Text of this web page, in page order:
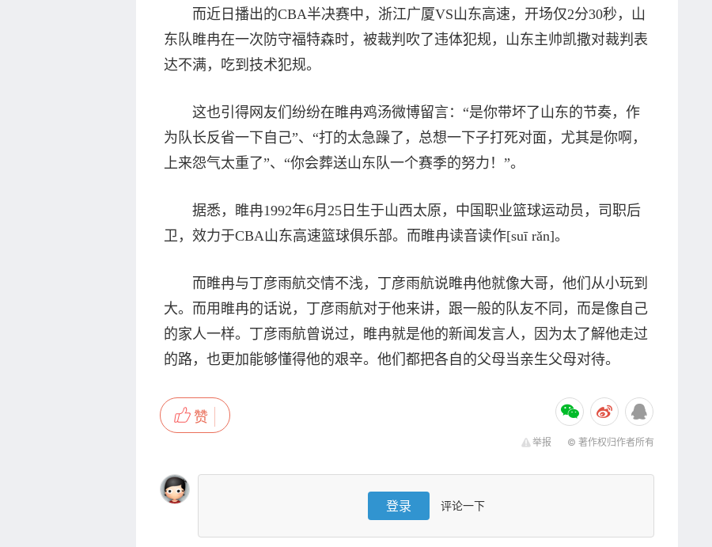
而近日播出的CBA半决赛中，浙江广厦VS山东高速，开场仅2分30秒，山
东队睢冉在一次防守福特森时，被裁判吹了违体犯规，山东主帅凯撒对裁判表
达不满，吃到技术犯规。
这也引得网友们纷纷在睢冉鸡汤微博留言：“是你带坏了山东的节奏，作
为队长反省一下自己”、“打的太急躁了，总想一下子打死对面，尤其是你啊，
上来怨气太重了”、“你会葬送山东队一个赛季的努力！”。
据悉，睢冉1992年6月25日生于山西太原，中国职业篮球运动员，司职后
卫，效力于CBA山东高速篮球俱乐部。而睢冉读音读作[suī rǎn]。
而睢冉与丁彦雨航交情不浅，丁彦雨航说睢冉他就像大哥，他们从小玩到
大。而用睢冉的话说，丁彦雨航对于他来讲，跟一般的队友不同，而是像自己
的家人一样。丁彦雨航曾说过，睢冉就是他的新闻发言人，因为太了解他走过
的路，也更加能够懂得他的艰辛。他们都把各自的父母当亲生父母对待。
赞
© 著作权归作者所有
举报
登录 评论一下